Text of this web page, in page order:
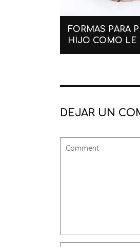
FORMAS PARA
HIJO COMO LE
DEJAR UN